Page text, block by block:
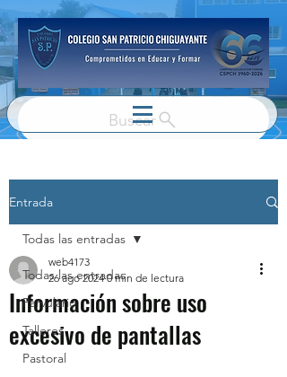
Buscar
Entrada
Todas las entradas
Parvulario
Talleres
Pastoral
Todas las entradas
Información sobre uso
excesivo de pantallas
web4173
26 ago 2024 0 min de lectura